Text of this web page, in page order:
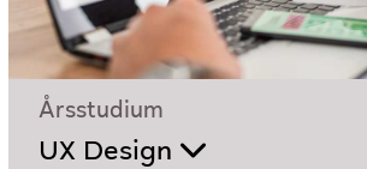
Årsstudium
UX Design